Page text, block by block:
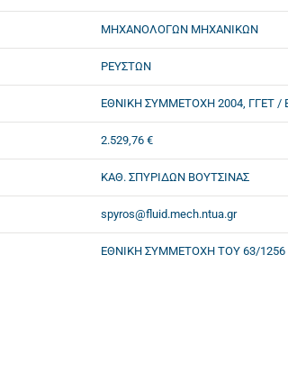
ΜΗΧΑΝΟΛΟΓΩΝ ΜΗΧΑΝΙΚΩΝ
ΡΕΥΣΤΩΝ
ΕΘΝΙΚΗ ΣΥΜΜΕΤΟΧΗ 2004, ΓΓΕΤ
2.529,76 €
ΚΑΘ. ΣΠΥΡΙΔΩΝ ΒΟΥΤΣΙΝΑΣ
spyros@fluid.mech.ntua.gr
ΕΘΝΙΚΗ ΣΥΜΜΕΤΟΧΗ ΤΟΥ 63/1256